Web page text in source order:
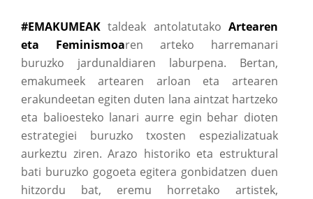
#EMAKUMEAKtaldeak antolatutako Artearen
eta Feminismoaren arteko harremanari
buruzko jardunaldiaren laburpena. Bertan,
emakumeek artearen arloan eta artearen
erakundeetan egiten duten lana aintzat hartzeko
eta balioesteko lanari aurre egin behar dioten
estrategiei buruzko txosten espezializatuak
aurkeztu ziren. Arazo historiko eta estruktural
bati buruzko gogoeta egitera gonbidatzen duen
hitzordu bat, eremu horretako artistek,